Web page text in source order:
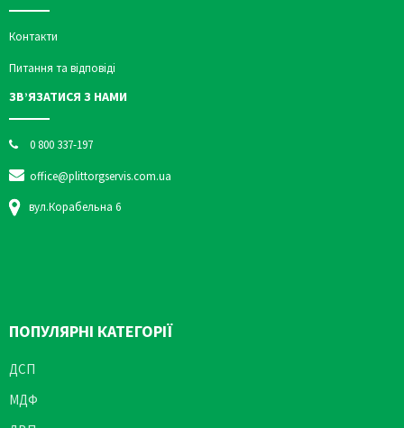
Контакти
Питання та відповіді
ЗВ’ЯЗАТИСЯ З НАМИ
0 800 337-197
office@plittorgservis.com.ua
вул.Корабельна 6
ПОПУЛЯРНІ КАТЕГОРІЇ
ДСП
МДФ